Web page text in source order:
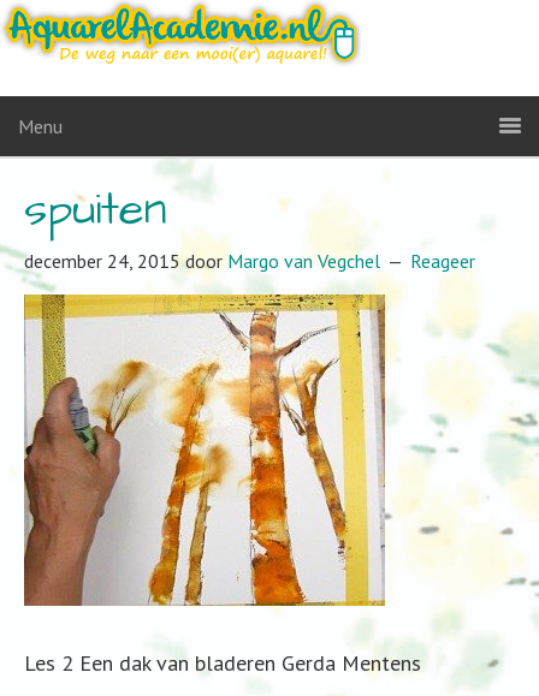
Menu
spuiten
december 24, 2015door Margo van Vegchel Reageer
Les 2 Een dak van bladeren Gerda Mentens